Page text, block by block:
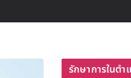
รักษาการในต